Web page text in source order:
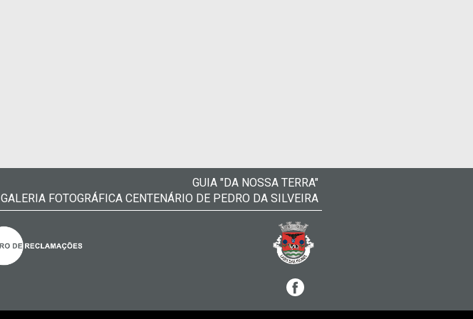
GUIA "DA NOSSA TERRA"
GALERIA FOTOGRÁFICA CENTENÁRIO DE PEDRO DA SILVEIRA